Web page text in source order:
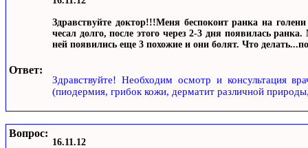
Здравствуйте доктор!!!Меня беспокоит ранка на
чесал долго, после этого через 2-3 дня появилась
ней появились еще 3 похожие и они болят. Что
Ответ:
Здравствуйте! Необходим осмотр и консультация
(пиодермия, грибок кожи, дерматит различной
Вопрос:
16.11.12